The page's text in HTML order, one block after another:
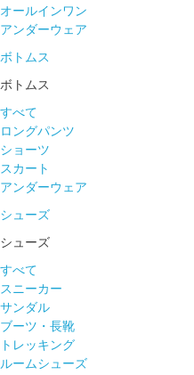
オールインワン
アンダーウェア
ボトムス
ボトムス
すべて
ロングパンツ
ショーツ
スカート
アンダーウェア
シューズ
シューズ
すべて
スニーカー
サンダル
ブーツ・長靴
トレッキング
ルームシューズ